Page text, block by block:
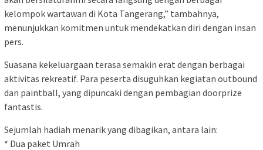
kelompok wartawan di Kota Tangerang,” tambahnya,
menunjukkan komitmen untuk mendekatkan diri dengan insan
pers.
Suasana kekeluargaan terasa semakin erat dengan berbagai
aktivitas rekreatif. Para peserta disuguhkan kegiatan outbound
dan paintball, yang dipuncaki dengan pembagian doorprize
fantastis.
Sejumlah hadiah menarik yang dibagikan, antara lain:
* Dua paket Umrah